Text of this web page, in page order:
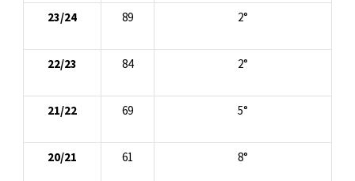
23/24 89 2°
22/23 84 2°
21/22 69 5°
20/21 61 8°